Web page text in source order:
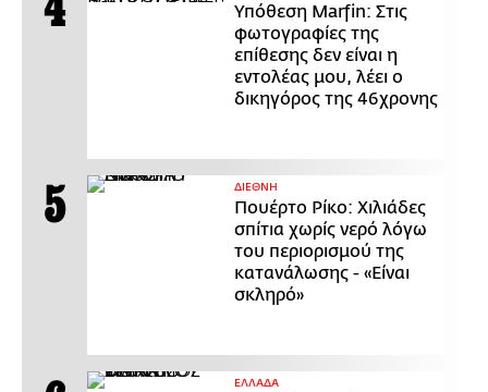
Υπόθεση Marfin: Στις
φωτογραφίες της
επίθεσης δεν είναι η
εντολέας μου, λέει ο
δικηγόρος της 46χρονης
ΔΙΕΘΝΗ
Πουέρτο Ρίκο: Χιλιάδες
σπίτια χωρίς νερό λόγω
του περιορισμού της
κατανάλωσης - «Είναι
σκληρό»
ΕΛΛΑΔΑ